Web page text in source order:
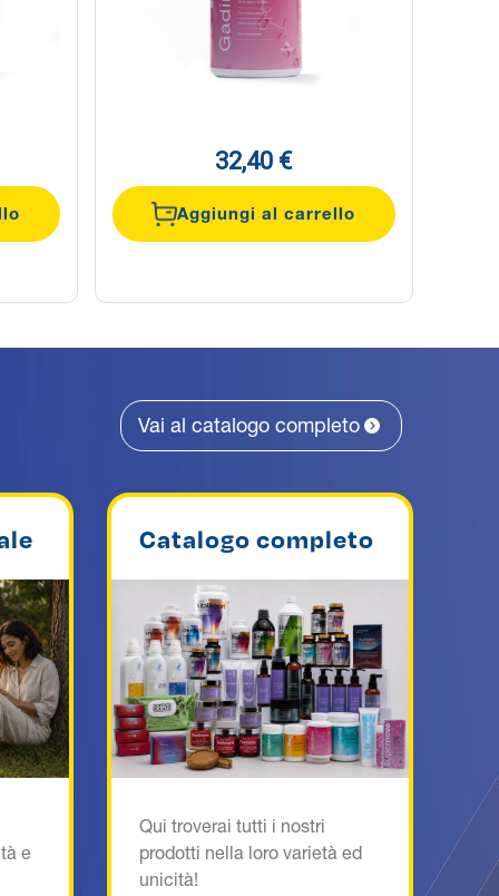
32,40 €
Aggiungi al carrello
Vai al catalogo completo
e
Catalogo completo
Qui troverai tutti i nostri
prodotti nella loro varietà ed
unicità!